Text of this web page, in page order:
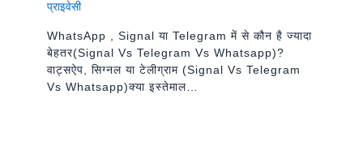
प्राइवेसी
WhatsApp , Signal या Telegram में से कौन है ज्यादा
बेहतर(signal Vs Telegram Vs Whatsapp)?
वाट्सऐप, सिग्नल या टेलीग्राम (signal Vs Telegram
Vs Whatsapp)क्या इस्तेमाल…